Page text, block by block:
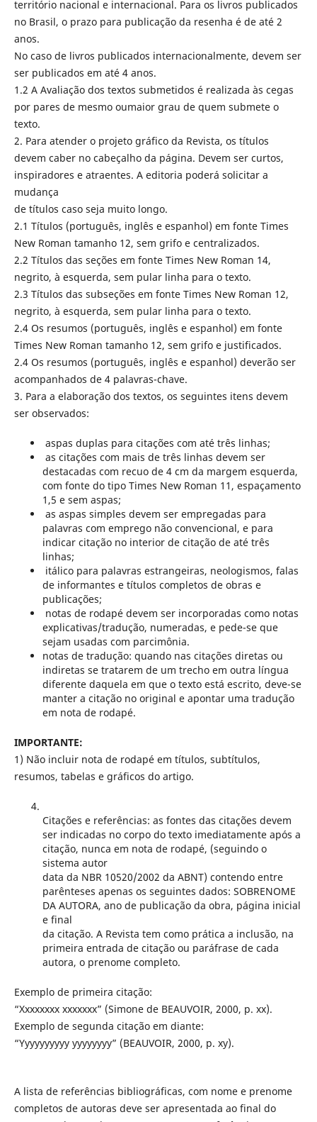
território nacional e internacional. Para os livros publicados
no Brasil, o prazo para publicação da resenha é de até 2
anos.
No caso de livros publicados internacionalmente, devem ser
ser publicados em até 4 anos.
1.2 A Avaliação dos textos submetidos é realizada às cegas
por pares de mesmo oumaior grau de quem submete o
texto.
2. Para atender o projeto gráfico da Revista, os títulos
devem caber no cabeçalho da página. Devem ser curtos,
inspiradores e atraentes. A editoria poderá solicitar a
mudança
de títulos caso seja muito longo.
2.1 Títulos (português, inglês e espanhol) em fonte Times
New Roman tamanho 12, sem grifo e centralizados.
2.2 Títulos das seções em fonte Times New Roman 14,
negrito, à esquerda, sem pular linha para o texto.
2.3 Títulos das subseções em fonte Times New Roman 12,
negrito, à esquerda, sem pular linha para o texto.
2.4 Os resumos (português, inglês e espanhol) em fonte
Times New Roman tamanho 12, sem grifo e justificados.
2.4 Os resumos (português, inglês e espanhol) deverão ser
acompanhados de 4 palavras-chave.
3. Para a elaboração dos textos, os seguintes itens devem
ser observados:
aspas duplas para citações com até três linhas;
as citações com mais de três linhas devem ser
destacadas com recuo de 4 cm da margem esquerda,
com fonte do tipo Times New Roman 11, espaçamento
1,5 e sem aspas;
as aspas simples devem ser empregadas para
palavras com emprego não convencional, e para
indicar citação no interior de citação de até três
linhas;
itálico para palavras estrangeiras, neologismos, falas
de informantes e títulos completos de obras e
publicações;
notas de rodapé devem ser incorporadas como notas
explicativas/tradução, numeradas, e pede-se que
sejam usadas com parcimônia.
notas de tradução: quando nas citações diretas ou
indiretas se tratarem de um trecho em outra língua
diferente daquela em que o texto está escrito, deve-se
manter a citação no original e apontar uma tradução
em nota de rodapé.
IMPORTANTE:
1) Não incluir nota de rodapé em títulos, subtítulos,
resumos, tabelas e gráficos do artigo.
Citações e referências: as fontes das citações devem
ser indicadas no corpo do texto imediatamente após a
citação, nunca em nota de rodapé, (seguindo o
sistema autor
data da NBR 10520/2002 da ABNT) contendo entre
parênteses apenas os seguintes dados: SOBRENOME
DA AUTORA, ano de publicação da obra, página inicial
e final
da citação. A Revista tem como prática a inclusão, na
primeira entrada de citação ou paráfrase de cada
autora, o prenome completo.
Exemplo de primeira citação:
“Xxxxxxxx xxxxxxx” (Simone de BEAUVOIR, 2000, p. xx).
Exemplo de segunda citação em diante:
“Yyyyyyyyyy yyyyyyyy” (BEAUVOIR, 2000, p. xy).
A lista de referências bibliográficas, com nome e prenome
completos de autoras deve ser apresentada ao final do